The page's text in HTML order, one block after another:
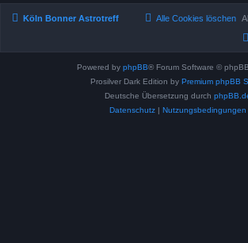
Köln Bonner Astrotreff Alle Cookies löschen
Powered by phpBB® Forum Software ©
Prosilver Dark Edition by Premium phpBB
Deutsche Übersetzung durch
Datenschutz| Nutzungsbedingungen